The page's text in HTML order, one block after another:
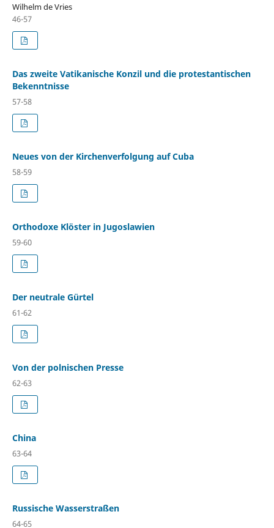
Wilhelm de Vries
46-57
Das zweite Vatikanische Konzil und die protestantischen
Bekenntnisse
57-58
Neues von der Kirchenverfolgung auf Cuba
58-59
Orthodoxe Klöster in Jugoslawien
59-60
Der neutrale Gürtel
61-62
Von der polnischen Presse
62-63
China
63-64
Russische Wasserstraßen
64-65